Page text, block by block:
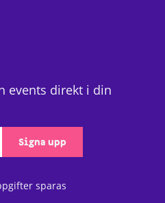
events direkt i din
Signa upp
sparas